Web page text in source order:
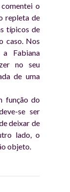
o
repleta de
típicos de
caso. Nos
Fabiana
no seu
de uma
função do
se ser
deixar de
lado, o
objeto.